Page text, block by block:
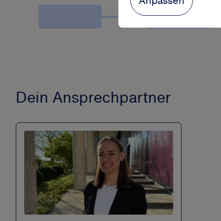
Dein Ansprechpartner